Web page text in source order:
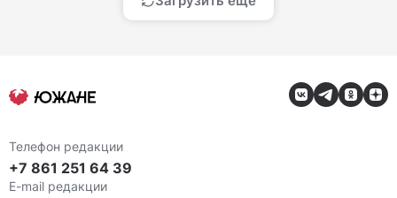
Телефон редакции
+7 861 251 64 39
E-mail редакции